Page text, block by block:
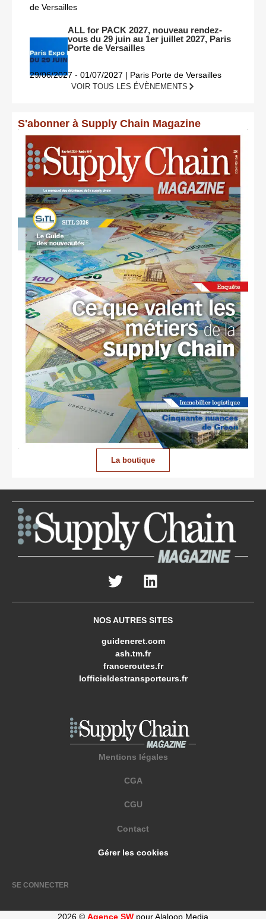
de Versailles
ALL for PACK 2027, nouveau rendez-
vous du 29 juin au 1er juillet 2027, Paris
Porte de Versailles
29/06/2027 - 01/07/2027 | Paris Porte de Versailles
VOIR TOUS LES ÉVÈNEMENTS
S'abonner à Supply Chain Magazine
La boutique
NOS AUTRES SITES
guideneret.com
ash.tm.fr
franceroutes.fr
lofficieldestransporteurs.fr
Mentions légales
CGA
CGU
Contact
Gérer les cookies
SE CONNECTER
2026 © Agence SW pour Alaloop Media